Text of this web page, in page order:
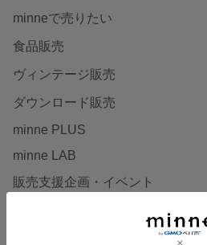
minneで売りたい
食品販売
ヴィンテージ販売
ダウンロード販売
minne PLUS
minne LAB
販売支援企画・イベント